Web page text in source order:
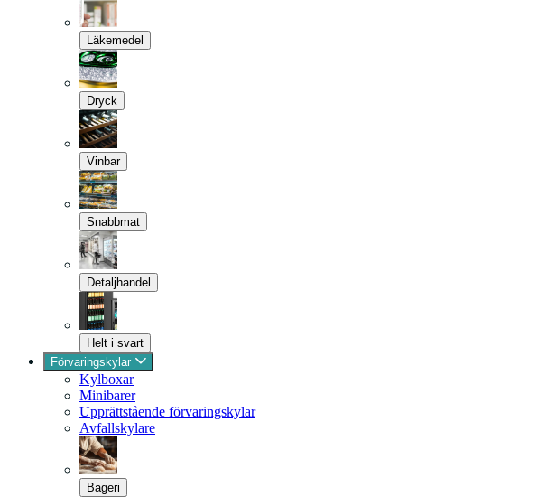
Läkemedel
Dryck
Vinbar
Snabbmat
Detaljhandel
Helt i svart
Förvaringskylar
Kylboxar
Minibarer
Upprättstående förvaringskylar
Avfallskylare
Bageri